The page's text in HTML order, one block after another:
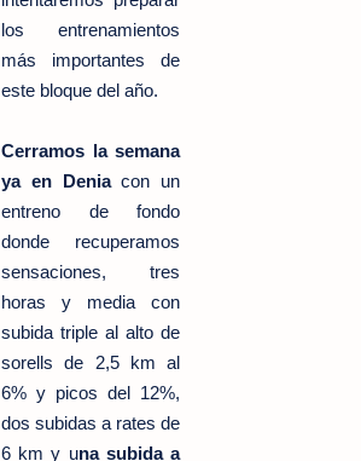
los entrenamientos
más importantes de
este bloque del año.
Cerramos la semana
ya en Deniacon un
entreno de fondo
donde recuperamos
sensaciones, tres
horas y media con
subida triple al alto de
sorells de 2,5 km al
6% y picos del 12%,
dos subidas a rates de
6 km y una subida a